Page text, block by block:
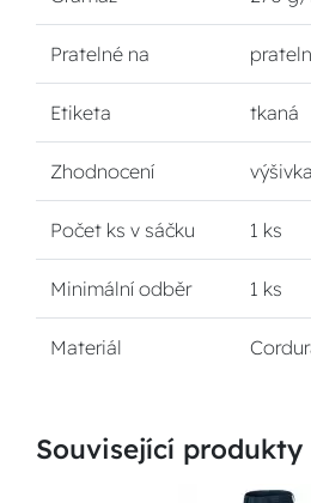
Pratelné na
Etiketa tkaná
Zhodnocení
Počet ks v sáčku 1 ks
Minimální odběr 1 ks
Materiál
Související produkty